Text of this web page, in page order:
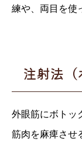
練や、両目を使
注射法（
外眼筋にボトッ
筋肉を麻痺させ